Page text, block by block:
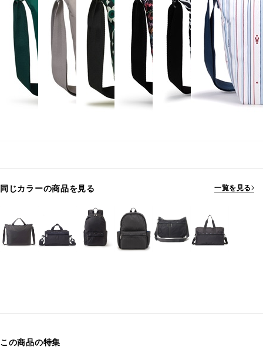
同じカラーの商品を見る 一覧を見る
この商品の特集